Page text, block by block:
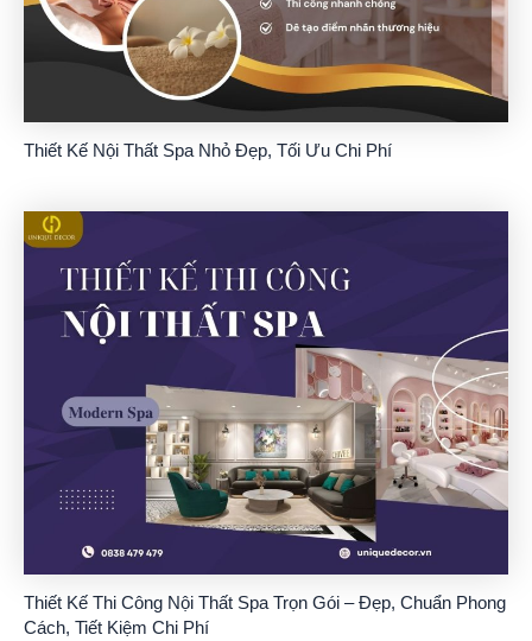
Thiết Kế Nội Thất Spa Nhỏ Đẹp, Tối Ưu Chi Phí
Thiết Kế Thi Công Nội Thất Spa Trọn Gói – Đẹp, Chuẩn Phong
Cách, Tiết Kiệm Chi Phí